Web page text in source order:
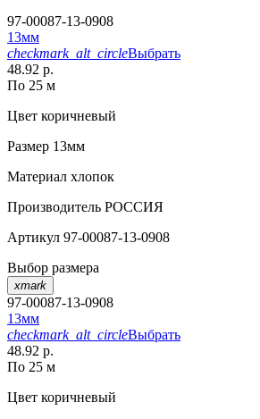
97-00087-13-0908
13мм
checkmark_alt_circleВыбрать
48.92 р.
По 25 м
Цвет коричневый
Размер 13мм
Материал хлопок
Производитель РОССИЯ
Артикул 97-00087-13-0908
Выбор размера
xmark
97-00087-13-0908
13мм
checkmark_alt_circleВыбрать
48.92 р.
По 25 м
Цвет коричневый